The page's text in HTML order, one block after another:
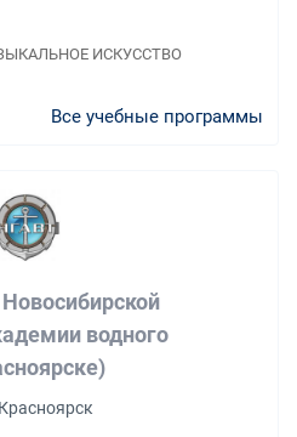
ИСКУССТВО
Все учебные программы
водного